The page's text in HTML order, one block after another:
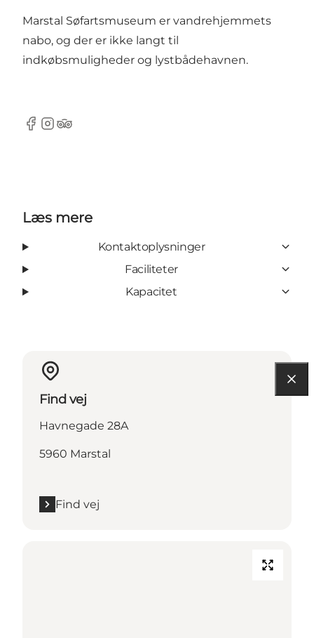
Marstal Søfartsmuseum er vandrehjemmets
nabo, og der er ikke langt til
indkøbsmuligheder og lystbådehavnen.
Facebook
Instagram
Tripadvisor
Læs mere
Kontaktoplysninger
Faciliteter
Kapacitet
Find vej
Havnegade 28A
5960 Marstal
Find vej